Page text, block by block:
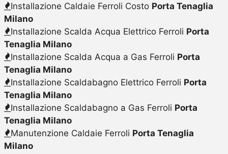
Installazione Caldaie Ferroli Costo Porta Tenaglia
Milano
Installazione Scalda Acqua Elettrico Ferroli Porta
Tenaglia Milano
Installazione Scalda Acqua a Gas Ferroli Porta
Tenaglia Milano
Installazione Scaldabagno Elettrico Ferroli Porta
Tenaglia Milano
Installazione Scaldabagno a Gas Ferroli Porta
Tenaglia Milano
Manutenzione Caldaie Ferroli Porta Tenaglia
Milano